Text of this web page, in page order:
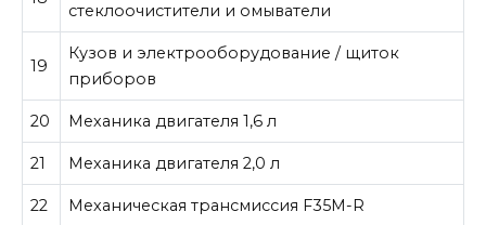
стеклоочистители и омыватели
19
Кузов и электрооборудование / щиток
приборов
20 Механика двигателя 1,6 л
21 Механика двигателя 2,0 л
22 Механическая трансмиссия F35M-R